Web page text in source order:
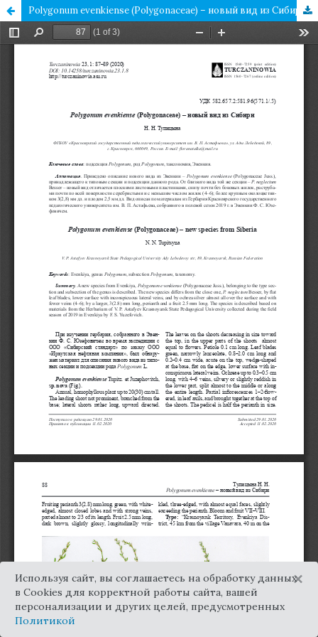
Polygonum evenkiense (Polygonaceae) – новый вид из Сибири
Используя сайт, вы соглашаетесь на обработку данных
в Cookies для корректной работы сайта, вашей
персонализации и других целей, предусмотренных
Политикой
×